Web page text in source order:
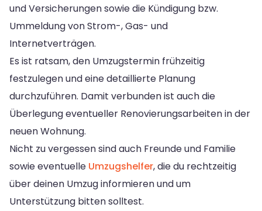
und Versicherungen sowie die Kündigung bzw.
Ummeldung von Strom-, Gas- und
Internetverträgen.
Es ist ratsam, den Umzugstermin frühzeitig
festzulegen und eine detaillierte Planung
durchzuführen. Damit verbunden ist auch die
Überlegung eventueller Renovierungsarbeiten in der
neuen Wohnung.
Nicht zu vergessen sind auch Freunde und Familie
sowie eventuelle Umzugshelfer, die du rechtzeitig
über deinen Umzug informieren und um
Unterstützung bitten solltest.